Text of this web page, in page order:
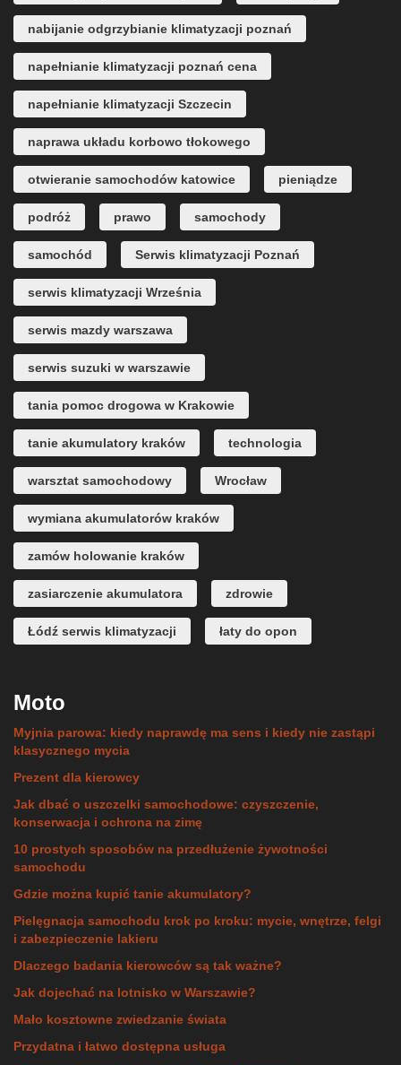
nabijanie odgrzybianie klimatyzacji poznań
napełnianie klimatyzacji poznań cena
napełnianie klimatyzacji Szczecin
naprawa układu korbowo tłokowego
otwieranie samochodów katowice pieniądze
podróż prawo samochody
samochód Serwis klimatyzacji Poznań
serwis klimatyzacji Września
serwis mazdy warszawa
serwis suzuki w warszawie
tania pomoc drogowa w Krakowie
tanie akumulatory kraków technologia
warsztat samochodowy Wrocław
wymiana akumulatorów kraków
zamów holowanie kraków
zasiarczenie akumulatora zdrowie
Łódź serwis klimatyzacji łaty do opon
Moto
Myjnia parowa: kiedy naprawdę ma sens i kiedy nie zastąpi
klasycznego mycia
Prezent dla kierowcy
Jak dbać o uszczelki samochodowe: czyszczenie,
konserwacja i ochrona na zimę
10 prostych sposobów na przedłużenie żywotności
samochodu
Gdzie można kupić tanie akumulatory?
Pielęgnacja samochodu krok po kroku: mycie, wnętrze, felgi
i zabezpieczenie lakieru
Dlaczego badania kierowców są tak ważne?
Jak dojechać na lotnisko w Warszawie?
Mało kosztowne zwiedzanie świata
Przydatna i łatwo dostępna usługa